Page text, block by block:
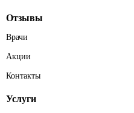
Отзывы
Врачи
Акции
Контакты
Услуги